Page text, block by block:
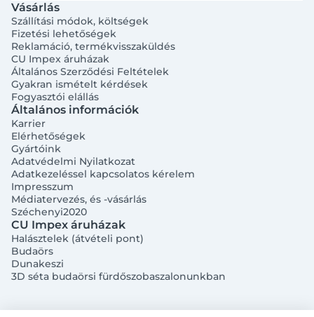
Bejelentkezés e-mail-címmel
Megjegyzés
Szaniterek
Vásárlás
Szállítási módok, költségek
Fizetési lehetőségek
Reklamáció, termékvisszaküldés
CU Impex áruházak
Általános Szerződési Feltételek
Gyakran ismételt kérdések
Fogyasztói elállás
Általános információk
Karrier
Elérhetőségek
Gyártóink
Adatvédelmi Nyilatkozat
Adatkezeléssel kapcsolatos kérelem
Impresszum
Médiatervezés, és -vásárlás
Széchenyi2020
CU Impex áruházak
Halásztelek (átvételi pont)
Budaörs
Dunakeszi
3D séta budaörsi fürdőszobaszalonunkban